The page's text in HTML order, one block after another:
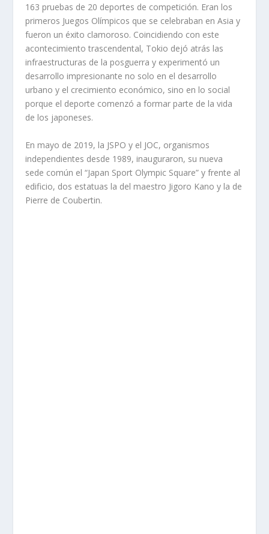
163 pruebas de 20 deportes de competición. Eran los
primeros Juegos Olímpicos que se celebraban en Asia y
fueron un éxito clamoroso. Coincidiendo con este
acontecimiento trascendental, Tokio dejó atrás las
infraestructuras de la posguerra y experimentó un
desarrollo impresionante no solo en el desarrollo
urbano y el crecimiento económico, sino en lo social
porque el deporte comenzó a formar parte de la vida
de los japoneses.
En mayo de 2019, la JSPO y el JOC, organismos
independientes desde 1989, inauguraron, su nueva
sede común el “Japan Sport Olympic Square” y frente al
edificio, dos estatuas la del maestro Jigoro Kano y la de
Pierre de Coubertin.